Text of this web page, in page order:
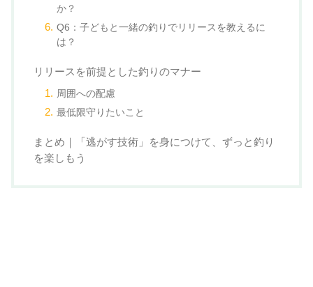
か？
Q6：子どもと一緒の釣りでリリースを教えるに
は？
リリースを前提とした釣りのマナー
周囲への配慮
最低限守りたいこと
まとめ｜「逃がす技術」を身につけて、ずっと釣り
を楽しもう